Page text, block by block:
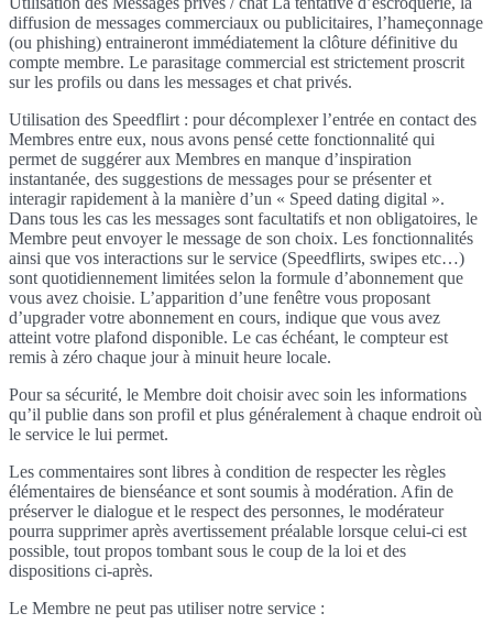
diffusion de messages commerciaux ou publicitaires, l’hameçonnage
(ou phishing) entraineront immédiatement la clôture définitive du
compte membre. Le parasitage commercial est strictement proscrit
sur les profils ou dans les messages et chat privés.
Utilisation des Speedflirt : pour décomplexer l’entrée en contact des
Membres entre eux, nous avons pensé cette fonctionnalité qui
permet de suggérer aux Membres en manque d’inspiration
instantanée, des suggestions de messages pour se présenter et
interagir rapidement à la manière d’un « Speed dating digital ».
Dans tous les cas les messages sont facultatifs et non obligatoires, le
Membre peut envoyer le message de son choix. Les fonctionnalités
ainsi que vos interactions sur le service (Speedflirts, swipes etc…)
sont quotidiennement limitées selon la formule d’abonnement que
vous avez choisie. L’apparition d’une fenêtre vous proposant
d’upgrader votre abonnement en cours, indique que vous avez
atteint votre plafond disponible. Le cas échéant, le compteur est
remis à zéro chaque jour à minuit heure locale.
Pour sa sécurité, le Membre doit choisir avec soin les informations
qu’il publie dans son profil et plus généralement à chaque endroit où
le service le lui permet.
Les commentaires sont libres à condition de respecter les règles
élémentaires de bienséance et sont soumis à modération. Afin de
préserver le dialogue et le respect des personnes, le modérateur
pourra supprimer après avertissement préalable lorsque celui-ci est
possible, tout propos tombant sous le coup de la loi et des
dispositions ci-après.
Le Membre ne peut pas utiliser notre service :